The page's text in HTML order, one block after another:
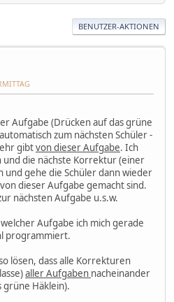
BENUTZER-AKTIONEN
Aufgabe (Drücken auf das grüne
zum nächsten Schüler -
gibtvon dieser Aufgabe. Ich
und die nächste Korrektur (einer
und gehe die Schüler dann wieder
dieser Aufgabe gemacht sind.
nächsten Aufgabe u.s.w.
Aufgabe ich mich gerade
programmiert.
lösen, dass alle Korrekturen
aller Aufgaben nacheinander
grüne Häklein).